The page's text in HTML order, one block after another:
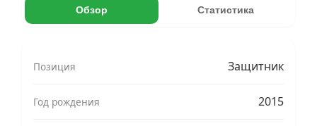
Обзор Статистика
Позиция Защитник
Год рождения 2015